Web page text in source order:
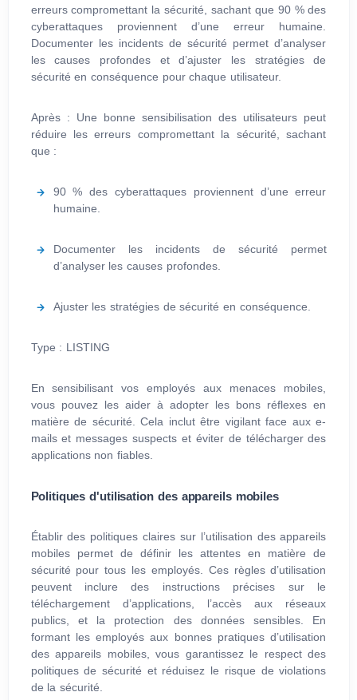
erreurs compromettant la sécurité, sachant que 90 % des
cyberattaques proviennent d’une erreur humaine.
Documenter les incidents de sécurité permet d’analyser
les causes profondes et d’ajuster les stratégies de
sécurité en conséquence pour chaque utilisateur.
Après : Une bonne sensibilisation des utilisateurs peut
réduire les erreurs compromettant la sécurité, sachant
que :
90 % des cyberattaques proviennent d’une erreur
humaine.
Documenter les incidents de sécurité permet
d’analyser les causes profondes.
Ajuster les stratégies de sécurité en conséquence.
Type : LISTING
En sensibilisant vos employés aux menaces mobiles,
vous pouvez les aider à adopter les bons réflexes en
matière de sécurité. Cela inclut être vigilant face aux e-
mails et messages suspects et éviter de télécharger des
applications non fiables.
Politiques d'utilisation des appareils mobiles
Établir des politiques claires sur l’utilisation des appareils
mobiles permet de définir les attentes en matière de
sécurité pour tous les employés. Ces règles d’utilisation
peuvent inclure des instructions précises sur le
téléchargement d’applications, l’accès aux réseaux
publics, et la protection des données sensibles. En
formant les employés aux bonnes pratiques d’utilisation
des appareils mobiles, vous garantissez le respect des
politiques de sécurité et réduisez le risque de violations
de la sécurité.